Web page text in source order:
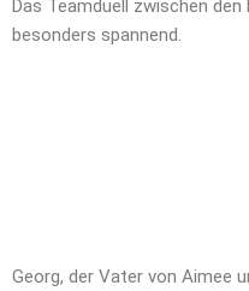
Das Teamduell zwischen
besonders spannend.
Georg, der Vater von Aimee